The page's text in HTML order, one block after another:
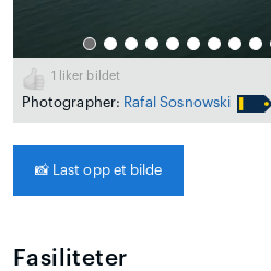
1 liker bildet
Photographer: Rafal Sosnowski
📸 Last opp et bilde
Fasiliteter